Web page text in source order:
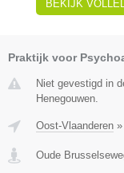
BEKIJK
Praktijk voor
Niet gevestigd in
Henegouwen.
Oost-Vlaanderen »
Oude